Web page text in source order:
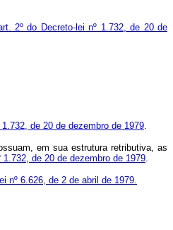
2º do Decreto-lei nº 1.732, de 20 de
1.732, de 20 de dezembro de 1979.
em sua estrutura retributiva, as
de 20 de dezembro de 1979.
nº 6.626, de 2 de abril de 1979.